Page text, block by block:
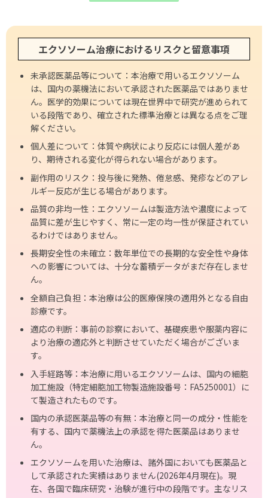
エクソソーム治療におけるリスクと留意事項
未承認医薬品等について：本治療で用いるエクソソーム
は、国内の薬機法において承認された医薬品ではありませ
ん。医学的効果については現在世界中で研究が進められて
いる段階であり、確立された標準治療とは異なる点をご理
解ください。
個人差について：体質や病状により反応には個人差があ
り、期待される変化が得られない場合があります。
副作用のリスク：投与後に発熱、倦怠感、発疹などのアレ
ルギー反応が生じる場合があります。
品質の非均一性：エクソソームは製造方法や濃度によって
品質に差が生じやすく、常に一定の均一性が保証されてい
るわけではありません。
長期安全性の未確立：数年単位での長期的な安全性や身体
への影響については、十分な蓄積データがまだ存在しませ
ん。
全額自己負担：本治療は公的医療保険の適用外となる自由
診療です。
適応の判断：事前の診察において、基礎疾患や服薬内容に
より治療の適応外と判断させていただく場合がございま
す。
入手経路等：本治療に用いるエクソソームは、国内の細胞
加工施設（特定細胞加工物製造施設番号：FA5250001）に
て製造されたものです。
国内の承認医薬品等の有無：本治療と同一の成分・性能を
有する、国内で薬機法上の承認を得た医薬品はありませ
ん。
エクソソームを⽤いた治療は、諸外国においても医薬品と
して承認された実績はありません(2026年4⽉現在)。現
在、各国で臨床研究・治験が進⾏中の段階です。主なリス